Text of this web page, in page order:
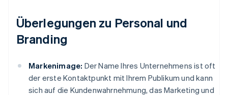
Überlegungen zu Personal und
Branding
Markenimage: Der Name Ihres Unternehmens ist oft
der erste Kontaktpunkt mit Ihrem Publikum und kann
sich auf die Kundenwahrnehmung, das Marketing und